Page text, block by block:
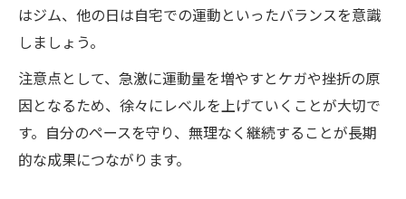
はジム、他の日は自宅での運動といったバランスを意識
しましょう。
注意点として、急激に運動量を増やすとケガや挫折の原
因となるため、徐々にレベルを上げていくことが大切で
す。自分のペースを守り、無理なく継続することが長期
的な成果につながります。